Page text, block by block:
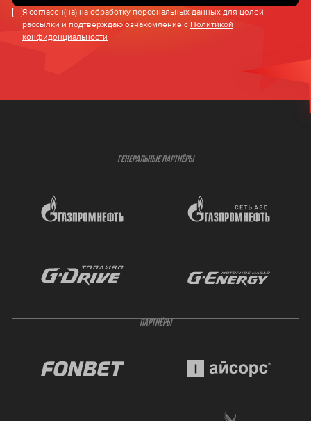
Я согласен(на) на обработку персональных данных для целей
рассылки и подтверждаю ознакомление с Политикой
конфиденциальности
ГЕНЕРАЛЬНЫЕ ПАРТНЁРЫ
ПАРТНЁРЫ